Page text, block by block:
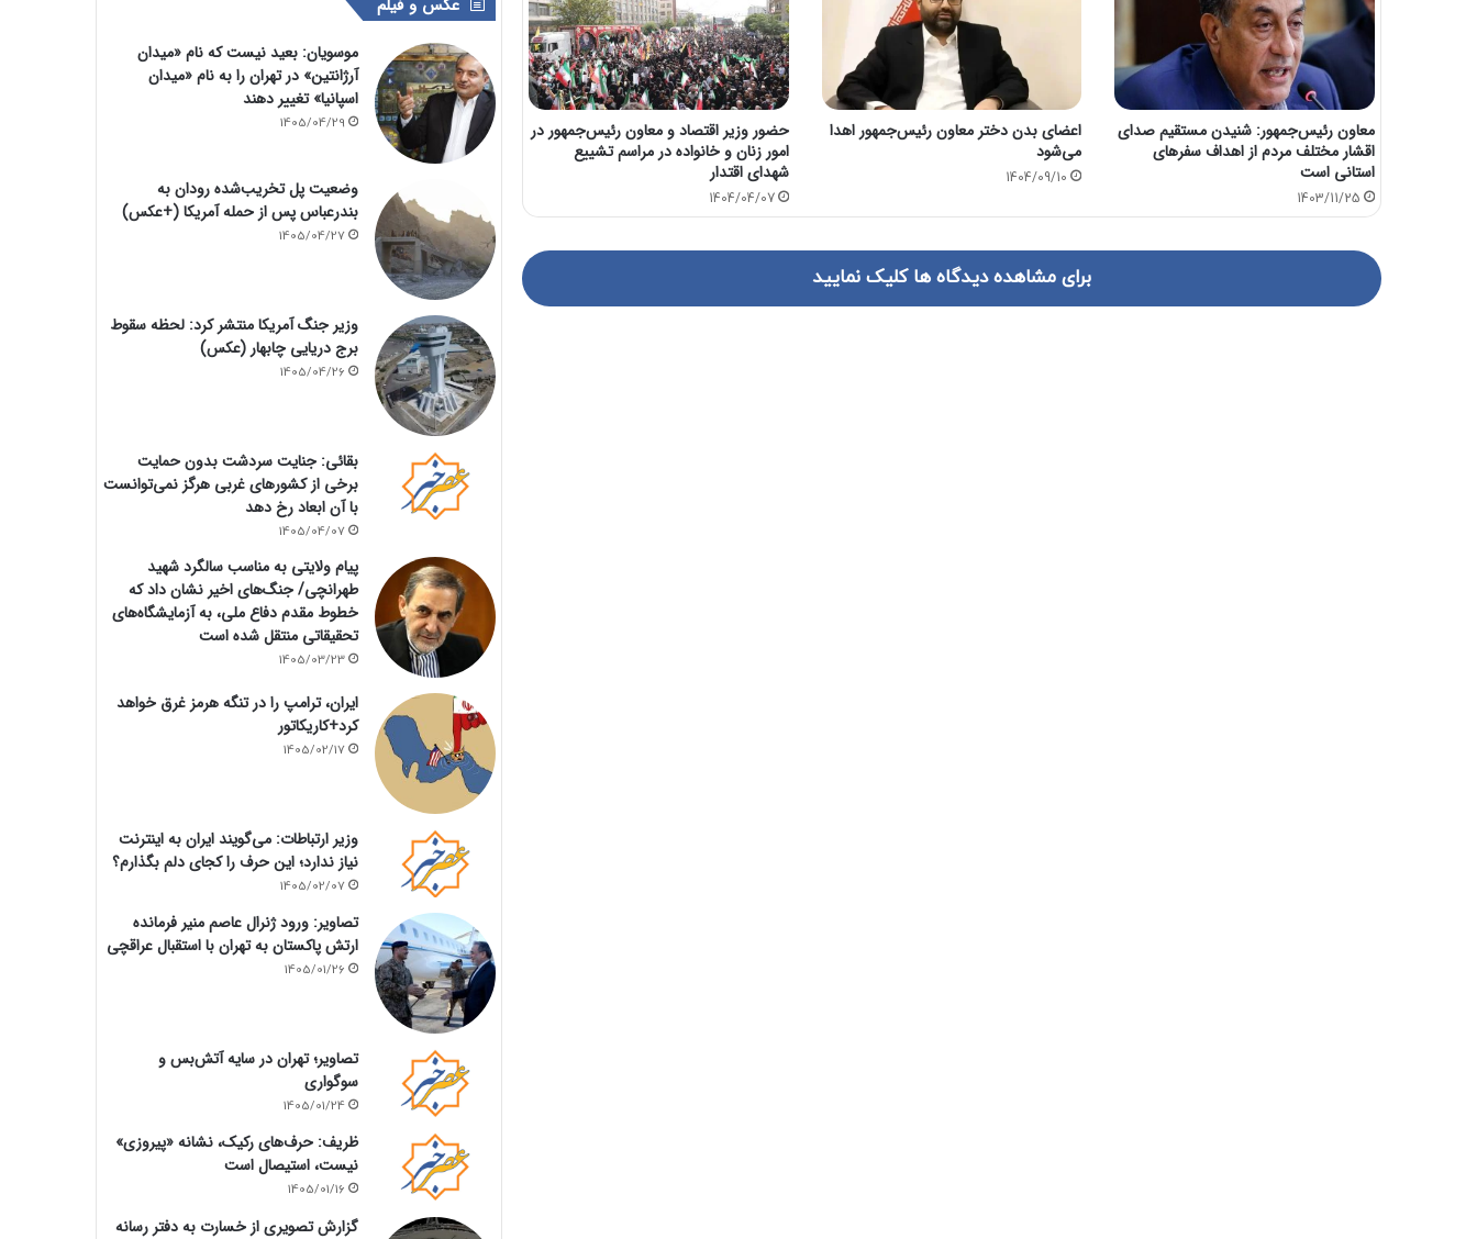
معاون رئیس‌جمهور: شنیدن مستقیم صدای
اقشار مختلف مردم از اهداف سفرهای
استانی است
1403/11/25
اعضای بدن دختر معاون رئیس‌جمهور اهدا
می‌شود
1404/09/10
حضور وزیر اقتصاد و معاون رئیس‌جمهور در
امور زنان و خانواده در مراسم تشییع
شهدای اقتدار
1404/04/07
برای مشاهده دیدگاه ها کلیک نمایید
موسویان: بعید نیست که نام «میدان
آرژانتین» در تهران را به نام «میدان
اسپانیا» تغییر دهند
1405/04/29
وضعیت پل تخریب‌شده رودان به
بندرعباس پس از حمله آمریکا (+عکس)
1405/04/27
وزیر جنگ آمریکا منتشر کرد: لحظه سقوط
برج دریایی چابهار (عکس)
1405/04/26
بقائی: جنایت سردشت بدون حمایت
برخی از کشورهای غربی هرگز نمی‌توانست
با آن ابعاد رخ دهد
1405/04/07
پیام ولایتی به مناسب سالگرد شهید
طهرانچی/ جنگ‌های اخیر نشان داد که
خطوط مقدم دفاع ملی، به آزمایشگاه‌های
تحقیقاتی منتقل شده است
1405/03/23
ایران، ترامپ را در تنگه هرمز غرق خواهد
کرد+کاریکاتور
1405/02/17
وزیر ارتباطات: می‌گویند ایران به اینترنت
نیاز ندارد؛ این حرف را کجای دلم بگذارم؟
1405/02/07
تصاویر: ورود ژنرال عاصم منیر فرمانده
ارتش پاکستان به تهران با استقبال عراقچی
1405/01/26
تصاویر؛ تهران در سایه آتش‌بس و
سوگواری
1405/01/24
ظریف: حرف‌های رکیک، نشانه «پیروزی»
نیست، استیصال است
1405/01/16
گزارش تصویری از خسارت به دفتر رسانه